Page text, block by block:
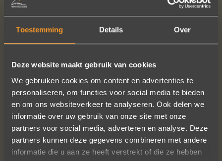
Toestemming Details Over
Deze website maakt gebruik van cookies
We gebruiken cookies om content en advertenties te
personaliseren, om functies voor social media te bieden
en om ons websiteverkeer te analyseren. Ook delen we
informatie over uw gebruik van onze site met onze
partners voor social media, adverteren en analyse. Deze
partners kunnen deze gegevens combineren met andere
informatie die u aan ze heeft verstrekt of die ze hebben
Wat een vakmanschap! De sierraden
tegelijk. Héél veel waar voor je geld. In
het echt zijn ze eigenlijk mooier dan
op de foto's.
We bestelden online, maar er wordt
contact met je onderhouden alsof je
in de winkel staat.
Het is eigenlijk een feestje om bij Wim